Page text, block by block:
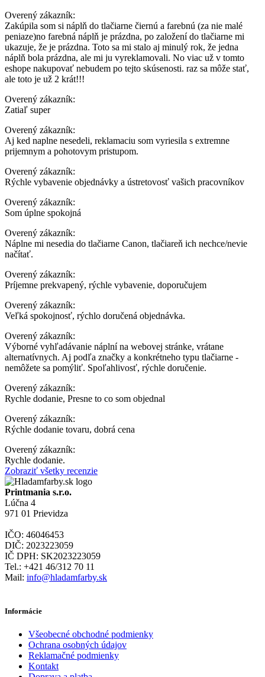
Overený zákazník:
Zakúpila som si náplň do tlačiarne čiernú a farebnú (za nie malé
peniaze)no farebná náplň je prázdna, po založení do tlačiarne mi
ukazuje, že je prázdna. Toto sa mi stalo aj minulý rok, že jedna
náplň bola prázdna, ale mi ju vyreklamovali. No viac už v tomto
eshope nakupovať nebudem po tejto skúsenosti. raz sa môže stať,
ale toto je už 2 krát!!!
Overený zákazník:
Zatiaľ super
Overený zákazník:
Aj ked naplne nesedeli, reklamaciu som vyriesila s extremne
prijemnym a pohotovym pristupom.
Overený zákazník:
Rýchle vybavenie objednávky a ústretovosť vašich pracovníkov
Overený zákazník:
Som úplne spokojná
Overený zákazník:
Náplne mi nesedia do tlačiarne Canon, tlačiareň ich nechce/nevie
načítať.
Overený zákazník:
Príjemne prekvapený, rýchle vybavenie, doporučujem
Overený zákazník:
Veľká spokojnosť, rýchlo doručená objednávka.
Overený zákazník:
Výborné vyhľadávanie náplní na webovej stránke, vrátane
alternatívnych. Aj podľa značky a konkrétneho typu tlačiarne -
nemôžete sa pomýliť. Spoľahlivosť, rýchle doručenie.
Overený zákazník:
Rychle dodanie, Presne to co som objednal
Overený zákazník:
Rýchle dodanie tovaru, dobrá cena
Overený zákazník:
Rychle dodanie.
Zobraziť všetky recenzie
Printmania s.r.o.
Lúčna 4
971 01 Prievidza
IČO: 46046453
DIČ: 2023223059
IČ DPH: SK2023223059
Tel.: +421 46/312 70 11
Mail: info@hladamfarby.sk
Informácie
Všeobecné obchodné podmienky
Ochrana osobných údajov
Reklamačné podmienky
Kontakt